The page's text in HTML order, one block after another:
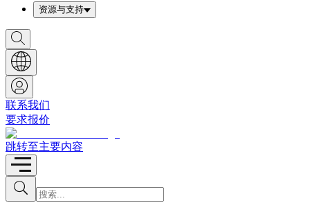
资源与支持
S
h
o
w
S
e
a
r
c
h
b
o
x
联系我们
要求报价
跳转至主要内容
S
u
b
I
n